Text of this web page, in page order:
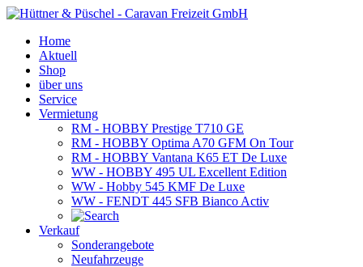
Home
Aktuell
Shop
über uns
Service
Vermietung
RM - HOBBY Prestige T710 GE
RM - HOBBY Optima A70 GFM On Tour
RM - HOBBY Vantana K65 ET De Luxe
WW - HOBBY 495 UL Excellent Edition
WW - Hobby 545 KMF De Luxe
WW - FENDT 445 SFB Bianco Activ
Verkauf
Sonderangebote
Neufahrzeuge